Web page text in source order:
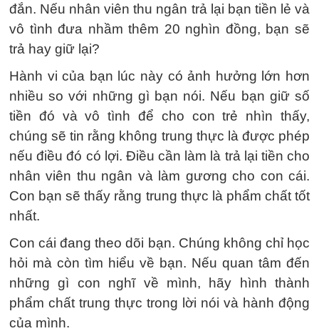
đắn. Nếu nhân viên thu ngân trả lại bạn tiền lẻ và
vô tình đưa nhầm thêm 20 nghìn đồng, bạn sẽ
trả hay giữ lại?
Hành vi của bạn lúc này có ảnh hưởng lớn hơn
nhiều so với những gì bạn nói. Nếu bạn giữ số
tiền đó và vô tình để cho con trẻ nhìn thấy,
chúng sẽ tin rằng không trung thực là được phép
nếu điều đó có lợi. Điều cần làm là trả lại tiền cho
nhân viên thu ngân và làm gương cho con cái.
Con bạn sẽ thấy rằng trung thực là phẩm chất tốt
nhất.
Con cái đang theo dõi bạn. Chúng không chỉ học
hỏi mà còn tìm hiểu về bạn. Nếu quan tâm đến
những gì con nghĩ về mình, hãy hình thành
phẩm chất trung thực trong lời nói và hành động
của mình.